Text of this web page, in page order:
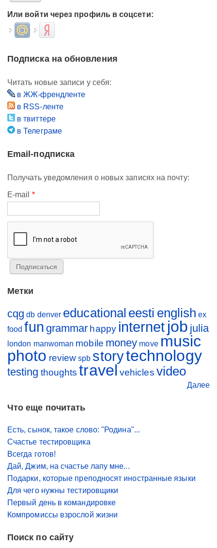
Или войти через профиль в соцсети:
Login with Mail.ruLogin with Яндекс
Подписка на обновления
Читать новые записи у себя:
в ЖЖ-френдленте
в RSS-ленте
в твиттере
в Телеграме
Email-подписка
Получать уведомления о новых записях на почту:
E-mail *
Метки
cqg db denver educational eesti english ex
food fun grammar happy internet job julia
london manwoman mobile money move music
photo review spb storytechnology
testing thoughts travel vehicles video
Далее
Что еще почитать
Есть, сынок, такое слово: "Родина"...
Счастье тестировщика
Всегда готов!
Дай, Джим, на счастье лапу мне...
Подарки, которые преподносят иностранные языки
Для чего нужны тестировщики
Первый день в командировке
Компромиссы взрослой жизни
Поиск по сайту